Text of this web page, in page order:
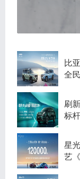
比
全
刷
标杆
星
艺